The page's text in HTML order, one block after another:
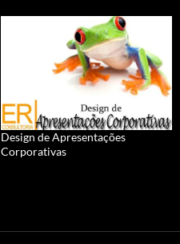
Design de Apresentações
Corporativas